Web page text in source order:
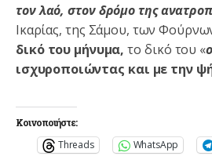
τον λαό, στον δρόμο της
Ικαρίας, της Σάμου, των
δικό του μήνυμα,το δικό του «
ισχυροποιώντας και με την
Κοινοποιήστε:
Threads WhatsApp